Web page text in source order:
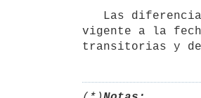
vigente a la